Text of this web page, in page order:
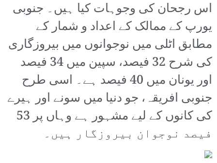
اس رجحان کی وجوہات کیا ہیں۔ جنوبی
یورپ کے ممالک کے اعداد و شمار کے
مطابق اٹلی میں نوجوانوں میں بیروزگاری
کی شرح 32 فیصد، سپین میں 34 فیصد
اور یونان میں 40 فیصد ہے۔ اسی طرح
جنوبی افریقہ، جو دنیا میں سونے اور ہیرے
کی کانوں کے لیے مشہور ہے وہاں پر 53
فیصد نوجوان بیروزگار ہیں۔